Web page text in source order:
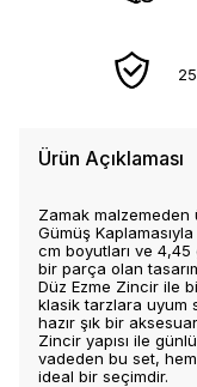
Ürün Açıklaması
Zamak malzemeden
Gümüş Kaplamasıyla
cm boyutları ve 4,45
bir parça olan
Düz Ezme Zincir ile
klasik tarzlara uyum
hazır şık bir
Zincir yapısı ile
vadeden bu set,
ideal bir seçimdir.